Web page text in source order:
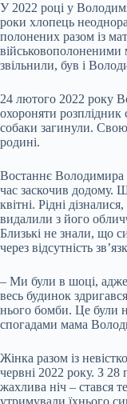
У 2022 році у
роки хлопець
полонених разом із
військовополоненими
звільнили, був і
24 лютого 2022 року
охороняти розплідник
собаки загинули. Свою
родині.
Востаннє Володимира
час заскочив додому.
квітні. Рідні
видалили з його
Близькі не знали, що
через відсутність
– Ми були в шоці,
весь будинок
нього бомби. Це були
спогадами мама
Жінка разом із
червні 2022 року. З
жахлива ніч – стався
утримували їхнього